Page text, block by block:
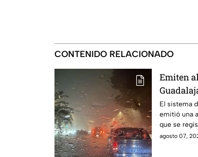
CONTENIDO RELACIONADO
Emiten
árboles
El sistema
emitió una
que se
agosto 07,